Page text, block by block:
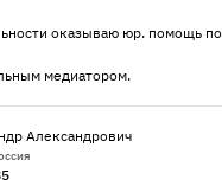
оказываю юр. помощь по
медиатором.
Александрович